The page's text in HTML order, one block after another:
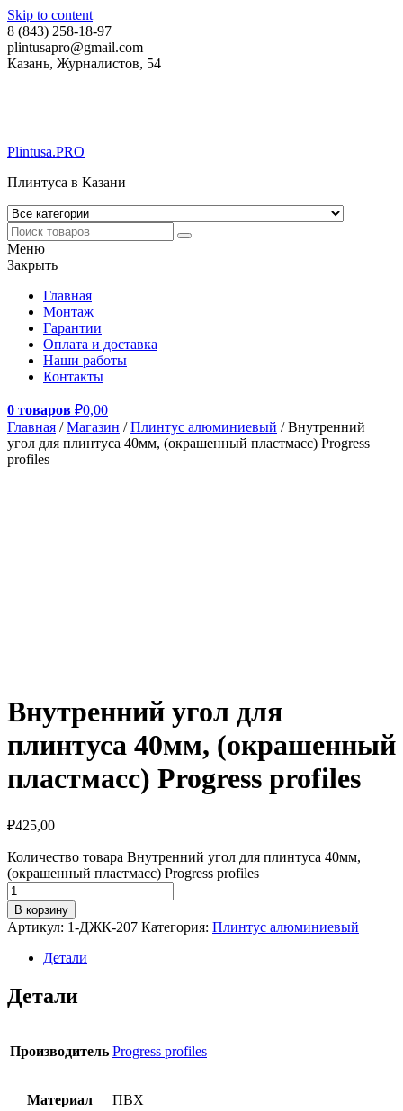
Skip to content
8 (843) 258-18-97
plintusapro@gmail.com
Казань, Журналистов, 54
Plintusa.PRO
Плинтуса в Казани
Меню
Закрыть
Главная
Монтаж
Гарантии
Оплата и доставка
Наши работы
Контакты
0 товаров ₽0,00
Главная /Магазин /Плинтус алюминиевый / Внутренний
угол для плинтуса 40мм, (окрашенный пластмасс) Progress
profiles
Внутренний угол для
плинтуса 40мм, (окрашенный
пластмасс) Progress profiles
₽425,00
Количество товара Внутренний угол для плинтуса 40мм,
(окрашенный пластмасс) Progress profiles
В корзину
Артикул: 1-ДЖК-207 Категория: Плинтус алюминиевый
Детали
Детали
Производитель Progress profiles
Материал ПВХ